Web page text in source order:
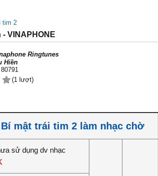
tim 2
VINAPHONE
Ringtunes
Hiền
80791
(1 lượt)
mật trái tim 2 làm nhạc chờ
sử dụng dv nhạc